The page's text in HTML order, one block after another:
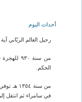
أحداث اليوم
رحيل العالم الربّاني آية
من سنة
الحكم.
من سنة
في سامراء ثم انتقل